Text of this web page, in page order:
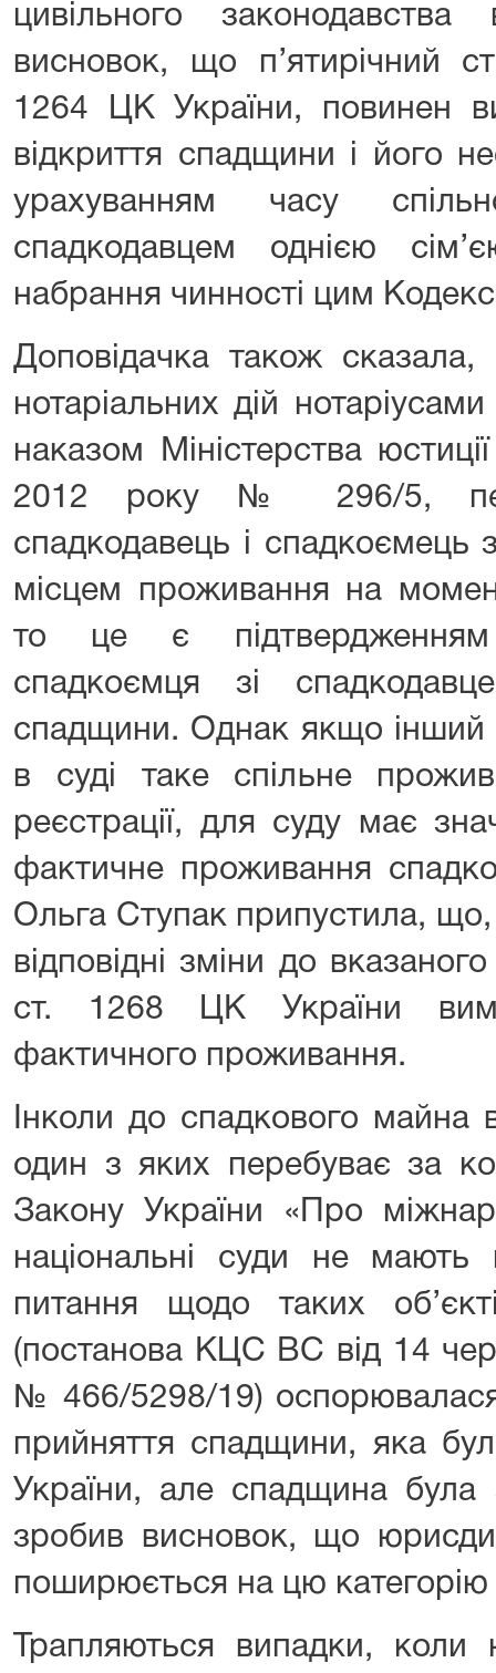
цивільного
висновок, що п’ятирічний
1264 ЦК України, повинен
відкриття спадщини і його
урахуванням часу
спадкодавцем однією
набрання чинності цим
Доповідачка також
нотаріальних дій
наказом Міністерства
2012 року № 296/5,
спадкодавець і спадкоємець
місцем проживання на
то це є
спадкоємця зі
спадщини. Однак якщо інший
в суді таке спільне
реєстрації, для суду має
фактичне проживання
Ольга Ступак припустила,
відповідні зміни до
ст. 1268 ЦК України
фактичного проживання.
Інколи до спадкового майна
один з яких перебуває за
Закону України «Про
національні суди не мають
питання щодо таких
(постанова КЦС ВС від 14
№ 466/5298/19)
прийняття спадщини, яка
України, але спадщина
зробив висновок, що
поширюється на цю категорію
Трапляються випадки, коли